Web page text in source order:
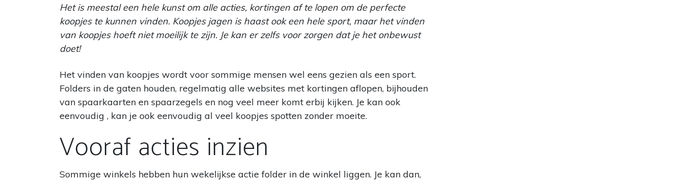
Het is meestal een hele kunst om alle acties, kortingen af te lopen om de perfecte
koopjes te kunnen vinden. Koopjes jagen is haast ook een hele sport, maar het vinden
van koopjes hoeft niet moeilijk te zijn. Je kan er zelfs voor zorgen dat je het onbewust
doet!
Het vinden van koopjes wordt voor sommige mensen wel eens gezien als een sport.
Folders in de gaten houden, regelmatig alle websites met kortingen aflopen, bijhouden
van spaarkaarten en spaarzegels en nog veel meer komt erbij kijken. Je kan ook
eenvoudig , kan je ook eenvoudig al veel koopjes spotten zonder moeite.
Vooraf acties inzien
Sommige winkels hebben hun wekelijkse actie folder in de winkel liggen. Je kan dan,